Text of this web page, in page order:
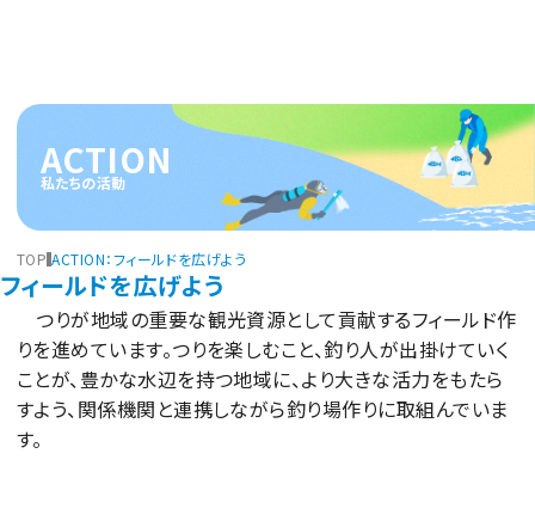
ABOUT
REPORT
CM GALLERY
ACTION
私たちの活動 （フィールドを広げよう）
TOP ACTION：フィールドを広げよう
フィールドを広げよう
つりが地域の重要な観光資源として貢献するフィールド作
りを進めています。つりを楽しむこと、釣り人が出掛けていく
ことが、豊かな水辺を持つ地域に、より大きな活力をもたら
すよう、関係機関と連携しながら釣り場作りに取組んでいま
す。